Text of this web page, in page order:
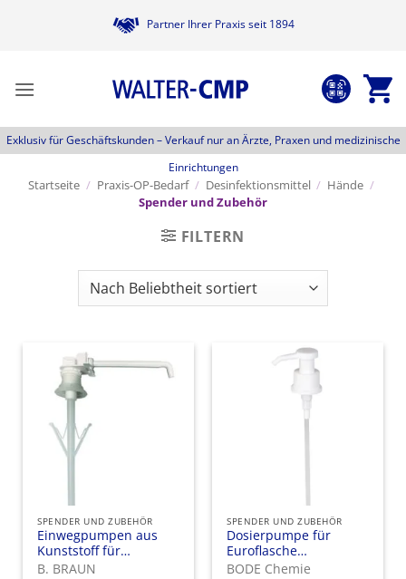
Partner Ihrer Praxis seit 1894
Exklusiv für Geschäftskunden –Verkauf nur an Ärzte, Praxen und medizinische
Einrichtungen
Startseite / Praxis-OP-Bedarf / Desinfektionsmittel / Hände /
Spender und Zubehör
FILTERN
SPENDER UND ZUBEHÖR
Einwegpumpen aus
Kunststoff für
Wandspender plus
B. BRAUN
SPENDER UND ZUBEHÖR
Dosierpumpe für
Euroflasche
(Einmalpumpe)
BODE Chemie